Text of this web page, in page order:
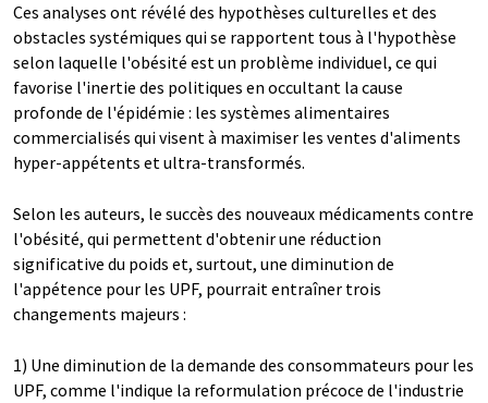
Ces analyses ont révélé des hypothèses culturelles et des
obstacles systémiques qui se rapportent tous à l'hypothèse
selon laquelle l'obésité est un problème individuel, ce qui
favorise l'inertie des politiques en occultant la cause
profonde de l'épidémie : les systèmes alimentaires
commercialisés qui visent à maximiser les ventes d'aliments
hyper-appétents et ultra-transformés.
Selon les auteurs, le succès des nouveaux médicaments contre
l'obésité, qui permettent d'obtenir une réduction
significative du poids et, surtout, une diminution de
l'appétence pour les UPF, pourrait entraîner trois
changements majeurs :
1) Une diminution de la demande des consommateurs pour les
UPF, comme l'indique la reformulation précoce de l'industrie